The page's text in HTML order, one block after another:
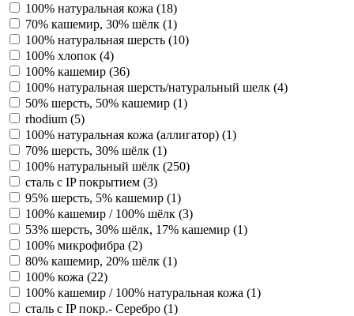
100% натуральная кожа (18)
70% кашемир, 30% шёлк (1)
100% натуральная шерсть (10)
100% хлопок (4)
100% кашемир (36)
100% натуральная шерсть/натуральный шелк (4)
50% шерсть, 50% кашемир (1)
rhodium (5)
100% натуральная кожа (аллигатор) (1)
70% шерсть, 30% шёлк (1)
100% натуральный шёлк (250)
сталь с IP покрытием (3)
95% шерсть, 5% кашемир (1)
100% кашемир / 100% шёлк (3)
53% шерсть, 30% шёлк, 17% кашемир (1)
100% микрофибра (2)
80% кашемир, 20% шёлк (1)
100% кожа (22)
100% кашемир / 100% натуральная кожа (1)
сталь с IP покр.- Серебро (1)